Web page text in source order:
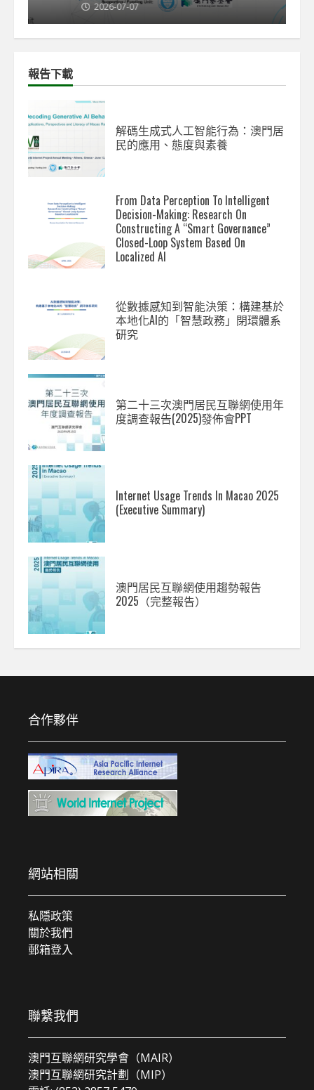
2026-07-07
報告下載
解碼生成式人工智能行為：澳門居
民的應用、態度與素養
From Data Perception To Intelligent
Decision-Making: Research On
Constructing A “Smart Governance”
Closed-Loop System Based On
Localized AI
從數據感知到智能決策：構建基於
本地化AI的「智慧政務」閉環體系
研究
第二十三次澳門居民互聯網使用年
度調查報告(2025)發佈會PPT
Internet Usage Trends In Macao 2025
(Executive Summary)
澳門居民互聯網使用趨勢報告
2025（完整報告）
合作夥伴
網站相關
私隱政策
關於我們
郵箱登入
聯繫我們
澳門互聯網研究學會（MAIR）
澳門互聯網研究計劃（MIP）